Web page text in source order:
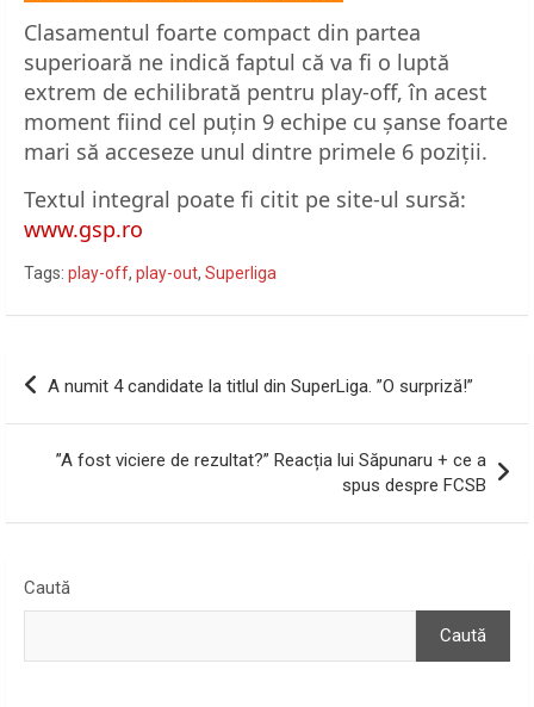
Clasamentul foarte compact din partea
superioară ne indică faptul că va fi o luptă
extrem de echilibrată pentru play-off, în acest
moment fiind cel puțin 9 echipe cu șanse foarte
mari să acceseze unul dintre primele 6 poziții.
Textul integral poate fi citit pe site-ul sursă:
www.gsp.ro
Tags: play-off, play-out, Superliga
Navigare
A numit 4 candidate la titlul din SuperLiga. ”O surpriză!”
”A fost viciere de rezultat?” Reacția lui Săpunaru + ce a
spus despre FCSB
Caută
Caută